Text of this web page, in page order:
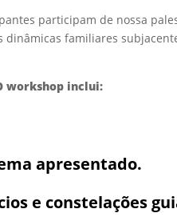
participam de nossa
dinâmicas familiares
workshop inclui:
apresentado.
e constelações